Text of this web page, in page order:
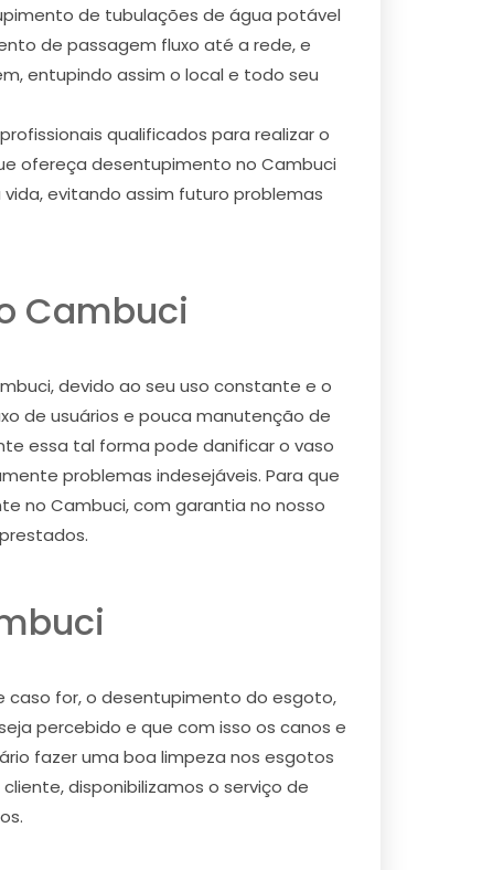
de tubulações de água potável
de passagem fluxo até a rede, e
entupindo assim o local e todo seu
qualificados para realizar o
ofereça desentupimento no Cambuci
evitando assim futuro problemas
Cambuci
devido ao seu uso constante e o
de usuários e pouca manutenção de
essa tal forma pode danificar o vaso
problemas indesejáveis. Para que
no Cambuci, com garantia no nosso
caso for, o desentupimento do esgoto,
percebido e que com isso os canos e
fazer uma boa limpeza nos esgotos
disponibilizamos o serviço de